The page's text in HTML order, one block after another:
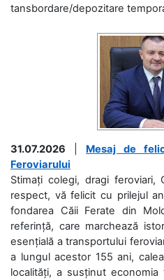
tansbordare/depozitare
31.07.2026
Mesaj de
Feroviarului
Stimați colegi, dragi
respect, vă felicit cu prilejul
fondarea Căii Ferate din
referință, care marchează
esențială a transportului
a lungul acestor 155 ani,
localități, a susținut